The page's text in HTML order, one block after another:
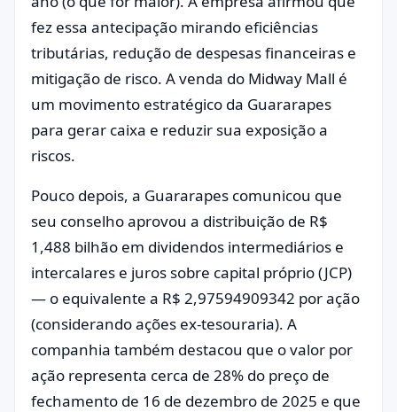
fez essa antecipação mirando eficiências
tributárias, redução de despesas financeiras e
mitigação de risco. A venda do Midway Mall é
um movimento estratégico da Guararapes
para gerar caixa e reduzir sua exposição a
riscos.
Pouco depois, a Guararapes comunicou que
seu conselho aprovou a distribuição de R$
1,488 bilhão em dividendos intermediários e
intercalares e juros sobre capital próprio (JCP)
— o equivalente a R$ 2,97594909342 por ação
(considerando ações ex-tesouraria). A
companhia também destacou que o valor por
ação representa cerca de 28% do preço de
fechamento de 16 de dezembro de 2025 e que